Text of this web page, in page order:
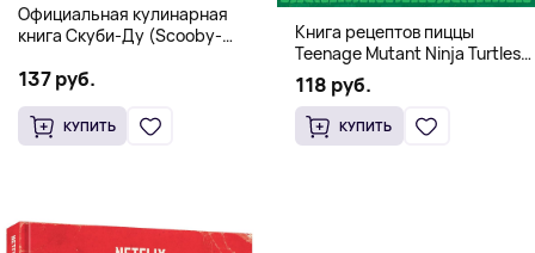
Официальная кулинарная
книга Скуби-Ду (Scooby-
Scooby Snacks), Твердый
137 руб.
КУПИТЬ
Книга рецептов пиццы
Teenage Mutant Ninja Turtles
Pizza Cookbook (На
английском)
118 руб.
КУПИТЬ